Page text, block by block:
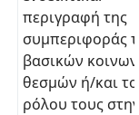
περιγραφή της
συμπεριφοράς
βασικών
θεσμών ή/και
ρόλου τους